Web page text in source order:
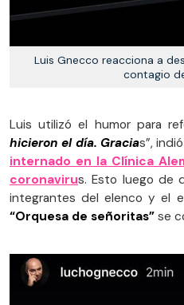
Luis Gnecco reacciona a
contagio
Luis utilizó el humor para
hicieron el día. Gracias”,
internado en la Clínica
coronavirus. Esto luego de
integrantes del elenco y el
“Orquesa de señoritas” se